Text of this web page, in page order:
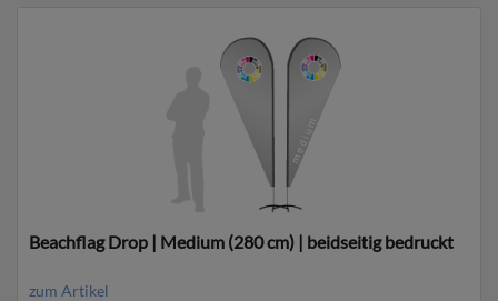
Beachflag Drop | Medium (280 cm) | beidseitig bedruckt
zum Artikel